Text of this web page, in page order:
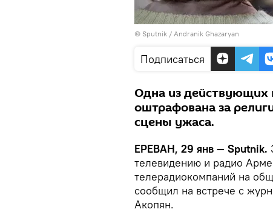
© Sputnik / Andranik Ghazaryan
Подписаться
Одна из действующих
оштрафована за
сцены ужаса.
ЕРЕВАН, 29 янв — Sputnik.
телевидению и радио
телерадиокомпаний на
сообщил на встрече с
Акопян.